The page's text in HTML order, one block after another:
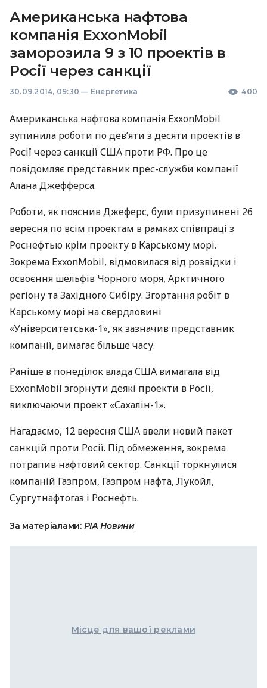
Американська нафтова
компанія ExxonMobil
заморозила 9 з 10 проектів в
Росії через санкції
30.09.2014, 09:30 — Енергетика 400
Американська нафтова компанія ExxonMobil
зупинила роботи по дев’яти з десяти проектів в
Росії через санкції США проти РФ. Про це
повідомляє представник прес-служби компанії
Алана Джефферса.
Роботи, як пояснив Джеферс, були призупинені 26
вересня по всім проектам в рамках співпраці з
Роснефтью крім проекту в Карському морі.
Зокрема ExxonMobil, відмовилася від розвідки і
освоєння шельфів Чорного моря, Арктичного
регіону та Західного Сибіру. Згортання робіт в
Карському морі на свердловині
«Університетська-1», як зазначив представник
компанії, вимагає більше часу.
Раніше в понеділок владаСША вимагала від
ExxonMobil згорнути деякі проекти в Росії,
виключаючи проект «Сахалін-1».
Нагадаємо, 12 вересняСША ввели новий пакет
санкцій проти Росії. Під обмеження, зокрема
потрапив нафтовий сектор. Санкції торкнулися
компаній Газпром, Газпром нафта, Лукойл,
Сургутнафтогаз і Роснефть.
За матеріалами: РІА Новини
Місце для вашої реклами